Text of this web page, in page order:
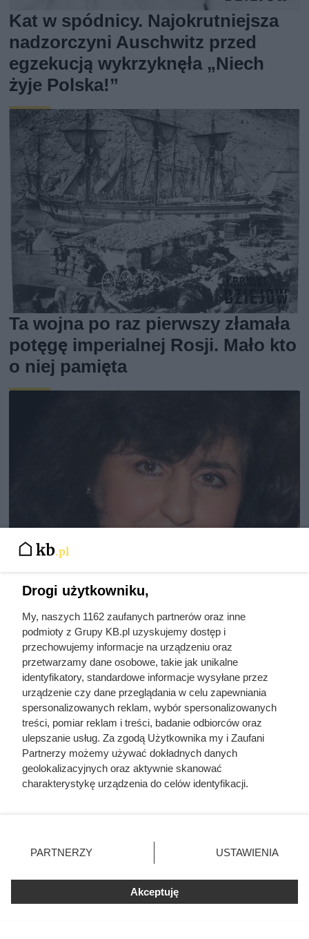
Kat w spódnicy. Najokrutniejsza
nadzorczyni Auschwitz przed
egzekucją wykrzyknęła „Niech
żyje Polska!”
Ta wojna po raz pierwszy złamała
potęgę imperialnej Rosji. Mało kto
o niej pamięta
Zwabił ją do auta podstępem, a
potem postawił potworne
ultimatum. Kulisy tragedii, która
wstrząsnęła Polską
Drogi użytkowniku,
My, naszych 1162 zaufanych partnerów oraz inne
podmioty z Grupy KB.pl uzyskujemy dostęp i
przechowujemy informacje na urządzeniu oraz
przetwarzamy dane osobowe, takie jak unikalne
identyfikatory, standardowe informacje wysyłane przez
urządzenie czy dane przeglądania w celu zapewniania
spersonalizowanych reklam, wybór spersonalizowanych
treści, pomiar reklam i treści, badanie odbiorców oraz
ulepszanie usług. Za zgodą Użytkownika my i Zaufani
Partnerzy możemy używać dokładnych danych
geolokalizacyjnych oraz aktywnie skanować
charakterystykę urządzenia do celów identyfikacji.
zmienić/wycofać klikając przycisk ustawień prywatności
znajdujący się w lewym dolnym rogu strony. Niektóre
użytkownika, ale masz prawo sprzeciwić się takiemu
przetwarzaniu. Preferencje będą miały zastosowania tylko
PARTNERZY USTAWIENIA
Akceptuję